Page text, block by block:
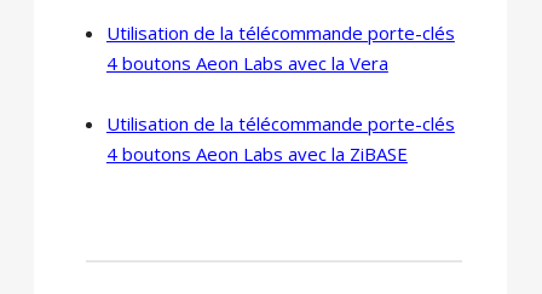
Utilisation de la télécommande porte-clés
4 boutons Aeon Labs avec la Vera
Utilisation de la télécommande porte-clés
4 boutons Aeon Labs avec la ZiBASE